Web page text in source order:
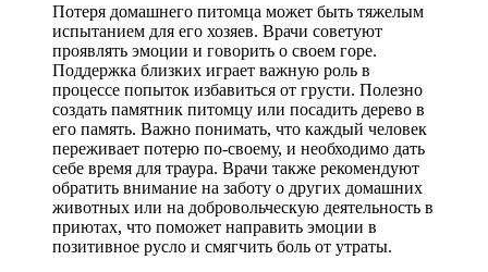
Потеря домашнего питомца может быть тяжелым
испытанием для его хозяев. Врачи советуют
проявлять эмоции и говорить о своем горе.
Поддержка близких играет важную роль в
процессе попыток избавиться от грусти. Полезно
создать памятник питомцу или посадить дерево в
его память. Важно понимать, что каждый человек
переживает потерю по-своему, и необходимо дать
себе время для траура. Врачи также рекомендуют
обратить внимание на заботу о других домашних
животных или на добровольческую деятельность в
приютах, что поможет направить эмоции в
позитивное русло и смягчить боль от утраты.